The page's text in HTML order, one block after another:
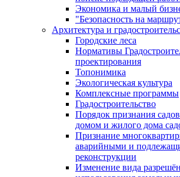
Экономика и малый
"Безопасность на
Архитектура и
Городские леса
Нормативы
проектирования
Топонимика
Экологическая культура
Комплексные программы
Градостроительство
Порядок признания
домом и жилого дома
Признание
аварийными и
реконструкции
Изменение вида